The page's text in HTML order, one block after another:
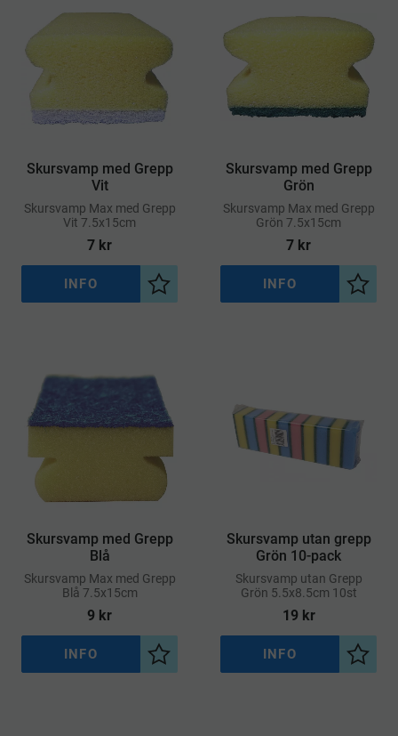
Skursvamp med Grepp
Vit
​Skursvamp Max med Grepp
Vit 7.5x15cm
7 kr
Lägg till i önskelista
INFO
Skursvamp med Grepp
Grön
​Skursvamp Max med Grepp
Grön 7.5x15cm
7 kr
Lägg
INFO
Skursvamp med Grepp
Blå
​Skursvamp Max med Grepp
Blå 7.5x15cm
9 kr
Lägg till i önskelista
INFO
Skursvamp utan grepp
Grön 10-pack
Skursvamp utan Grepp
Grön 5.5x8.5cm 10st
19kr
Lägg
INFO